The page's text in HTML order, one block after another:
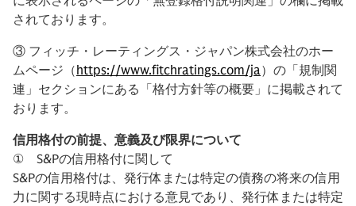
されております。
③ フィッチ・レーティングス・ジャパン株式会社のホー
ムページ（https://www.fitchratings.com/ja）の「規制関
連」セクションにある「格付方針等の概要」に掲載されて
おります。
信用格付の前提、意義及び限界について
① S&Pの信用格付に関して
S&Pの信用格付は、発行体または特定の債務の将来の信用
力に関する現時点における意見であり、発行体または特定